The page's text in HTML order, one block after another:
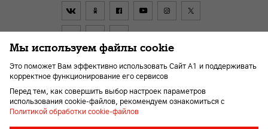
Договор О компании Оплата
Помощь и поддержка
Kарьера Для слабовидящих
Мы используем файлы cookie
Это поможет Вам эффективно использовать Сайт А1 и поддерживать
корректное функционирование его сервисов
Перед тем, как совершить выбор настроек параметров
использования cookie-файлов, рекомендуем ознакомиться с
Политикой обработки cookie-файлов